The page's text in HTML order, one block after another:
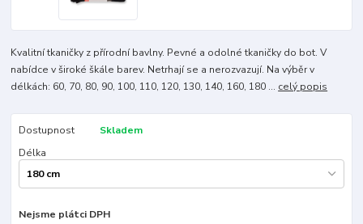
Kvalitní tkaničky z přírodní bavlny. Pevné a odolné tkaničky do bot. V
nabídce v široké škále barev. Netrhají se a nerozvazují. Na výběr v
délkách: 60, 70, 80, 90, 100, 110, 120, 130, 140, 160, 180 ... celý popis
Dostupnost
Skladem
Délka
Nejsme plátci DPH